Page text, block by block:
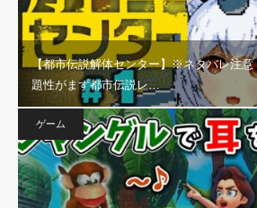
【都市伝説解体センター】※ネタバレ注
題性がまず都市伝説レ…
ゲーム